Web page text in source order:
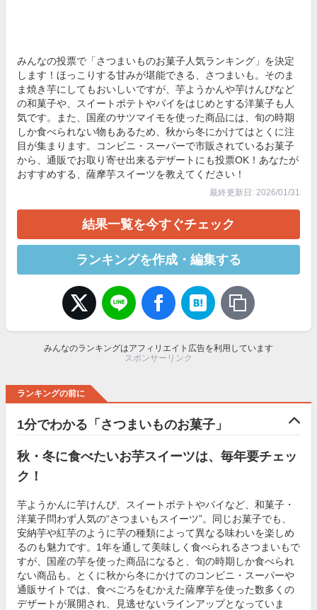
みんなの投票で「さつまいものお菓子人気ランキング」を決定
します！ほっこりする甘みが堪能できる、さつまいも。そのま
ま焼き芋にしてもおいしいですが、芋ようかんや芋けんぴなど
の和菓子や、スイートポテトやパイをはじめとする洋菓子も人
気です。また、国産のサツマイモを使った商品には、旬の時期
しか食べられない物もあるため、秋から冬にかけてはとくに注
目が集まります。コンビニ・スーパーで市販されているお菓子
から、通販でお取り寄せ出来るデザートにも投票OK！あなたが
おすすめする、薩摩芋スイーツを教えてください！
最終更新日: 2026/01/31
結果一覧を今すぐチェック
ランキングを作成・編集する
みんなのランキングはアフィリエイト広告を利用しています
スポンサーリンク
ランキングの前に
1分でわかる「さつまいものお菓子」
秋・冬に食べたいお芋スイーツは、毎年要チェッ
ク！
芋ようかんに芋けんぴ、スイートポテトやパイなど、和菓子・
洋菓子問わず人気の“さつまいもスイーツ”。同じお菓子でも、
安納芋や紅芋のように芋の種類によって異なる味わいを楽しめ
るのも魅力です。1年を通して美味しく食べられるさつまいもで
すが、国産の芋を使った商品になると、旬の時期しか食べられ
ない商品も。とくに秋から冬にかけてのコンビニ・スーパーや
通販サイトでは、食べごろをむかえた薩摩芋を使った数多くの
デザートが展開され、見逃せないラインアップとなっていま